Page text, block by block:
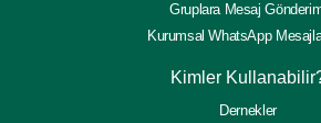
Gruplara Mesaj
Kurumsal WhatsApp
Kimler
Dernekler